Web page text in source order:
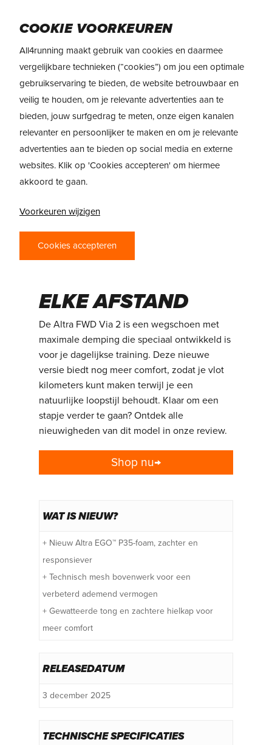
content
REVIEW Altra FWD Via 2
ALTRA FWD VIA 2 –
MAXIMAAL
ELKE AFSTAND
De Altra FWD Via 2 is een wegschoen met
maximale demping die speciaal ontwikkeld is
voor je dagelijkse training. Deze nieuwe
versie biedt nog meer comfort, zodat je vlot
kilometers kunt maken terwijl je een
natuurlijke loopstijl behoudt. Klaar om een
stapje verder te gaan? Ontdek alle
nieuwigheden van dit model in onze review.
Shop nu→
WAT IS NIEUW?
+ Nieuw Altra EGO™ P35-foam, zachter en
responsiever
+ Technisch mesh bovenwerk voor een
verbeterd ademend vermogen
+ Gewatteerde tong en zachtere hielkap voor
meer comfort
RELEASEDATUM
3 december 2025
TECHNISCHE SPECIFICATIES
COOKIE VOORKEUREN
All4running maakt gebruik van cookies en daarmee
vergelijkbare technieken (“cookies”) om jou een optimale
gebruikservaring te bieden, de website betrouwbaar en
veilig te houden, om je relevante advertenties aan te
bieden, jouw surfgedrag te meten, onze eigen kanalen
relevanter en persoonlijker te maken en om je relevante
advertenties aan te bieden op social media en externe
websites. Klik op 'Cookies accepteren' om hiermee
akkoord te gaan.
Voorkeuren wijzigen
Cookies accepteren